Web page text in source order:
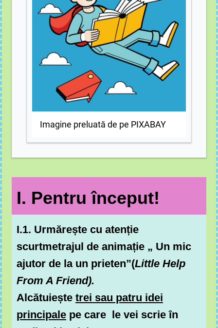
Imagine preluată de pe PIXABAY
I. Pentru început!
I.1. Urmărește cu atenție
scurtmetrajul de animație „ Un mic
ajutor de la un prieten”(Little Help
From A Friend).
Alcătuiește trei sau patru idei
principale pe care le vei scrie în